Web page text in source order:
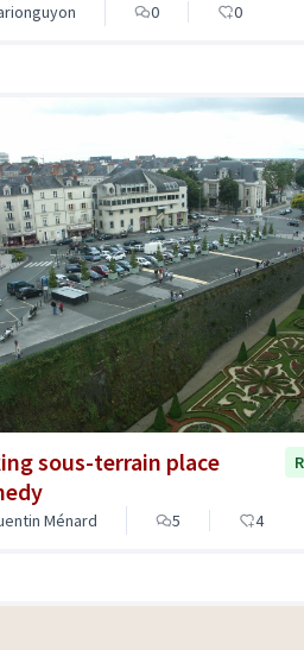
0 0
sous-terrain place
Ménard 5 4